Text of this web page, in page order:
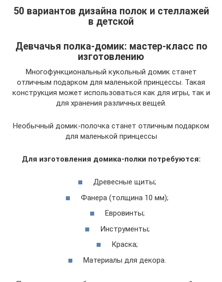
50 вариантов дизайна полок и стеллажей
в детской
Девчачья полка-домик: мастер-класс по
изготовлению
Многофункциональный кукольный домик станет
отличным подарком для маленькой принцессы. Такая
конструкция может использоваться как для игры, так и
для хранения различных вещей.
Необычный домик-полочка станет отличным подарком
для маленькой принцессы
Для изготовления домика-полки потребуются:
Древесные щиты;
Фанера (толщина 10 мм);
Евровинты;
Инструменты;
Краска;
Материалы для декора.